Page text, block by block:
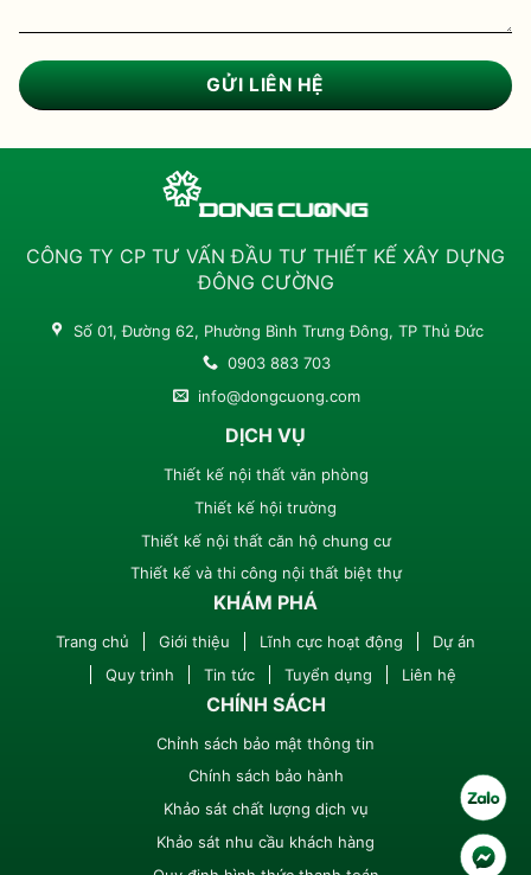
CÔNG TY CP TƯ VẤN ĐẦU TƯ THIẾT KẾ XÂY DỰNG
ĐÔNG CƯỜNG
Số 01, Đường 62, Phường Bình Trưng Đông, TP Thủ Đức
0903 883 703
info@dongcuong.com
DỊCH VỤ
Thiết kế nội thất văn phòng
Thiết kế hội trường
Thiết kế nội thất căn hộ chung cư
Thiết kế và thi công nội thất biệt thự
KHÁM PHÁ
Trang chủ Giới thiệu Lĩnh cực hoạt động
Dự án
Quy trình
Tin tức Tuyển dụng Liên hệ
CHÍNH SÁCH
Chỉnh sách bảo mật thông tin
Chính sách bảo hành
Khảo sát chất lượng dịch vụ
Khảo sát nhu cầu khách hàng